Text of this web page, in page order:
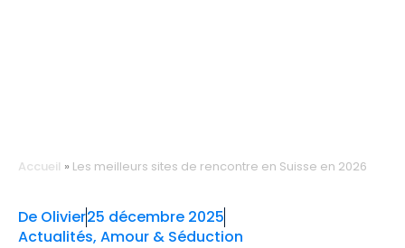
Accueil » Les meilleurs sites de rencontre en Suisse en 2026
De Olivier25 décembre 2025
Actualités, Amour & Séduction